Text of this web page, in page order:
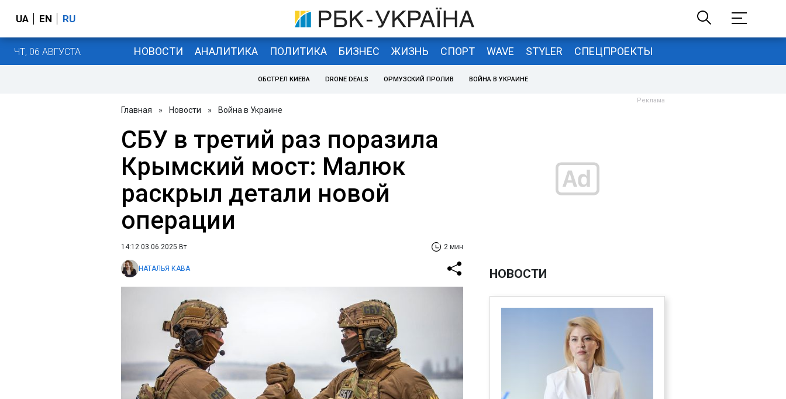
UA EN RU
ЧТ, 06 АВГУСТА НОВОСТИ АНАЛИТИКА ПОЛИТИКА БИЗНЕС ЖИЗНЬ СПОРТ WAVE STYLER СПЕЦПРОЕКТЫ
ОБСТРЕЛ КИЕВА DRONE DEALS ОРМУЗСКИЙ ПРОЛИВ ВОЙНА В УКРАИНЕ
Главная » Новости » Война в Украине
СБУ в третий раз поразила
Крымский мост: Малюк
раскрыл детали новой
операции
14:12 03.06.2025 Вт 2 мин
НАТАЛЬЯ КАВА НОВОСТИ